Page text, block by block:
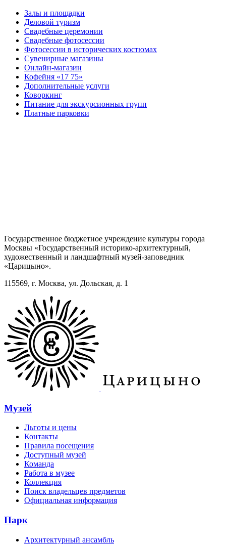
Залы и площадки
Деловой туризм
Свадебные церемонии
Свадебные фотосессии
Фотосессии в исторических костюмах
Сувенирные магазины
Онлайн-магазин
Кофейня «17 75»
Дополнительные услуги
Коворкинг
Питание для экскурсионных групп
Платные парковки
Государственное бюджетное учреждение культуры города
Москвы «Государственный историко-архитектурный,
художественный и ландшафтный музей-заповедник
«Царицыно».
115569, г. Москва, ул. Дольская, д. 1
Музей
Льготы и цены
Контакты
Правила посещения
Доступный музей
Команда
Работа в музее
Коллекция
Поиск владельцев предметов
Официальная информация
Парк
Архитектурный ансамбль